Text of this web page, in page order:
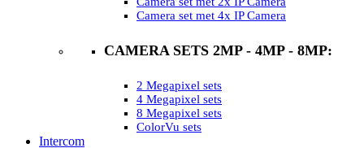
Camera set met 4x IP Camera
CAMERA SETS 2MP - 4MP - 8MP:
2 Megapixel sets
4 Megapixel sets
8 Megapixel sets
ColorVu sets
Intercom